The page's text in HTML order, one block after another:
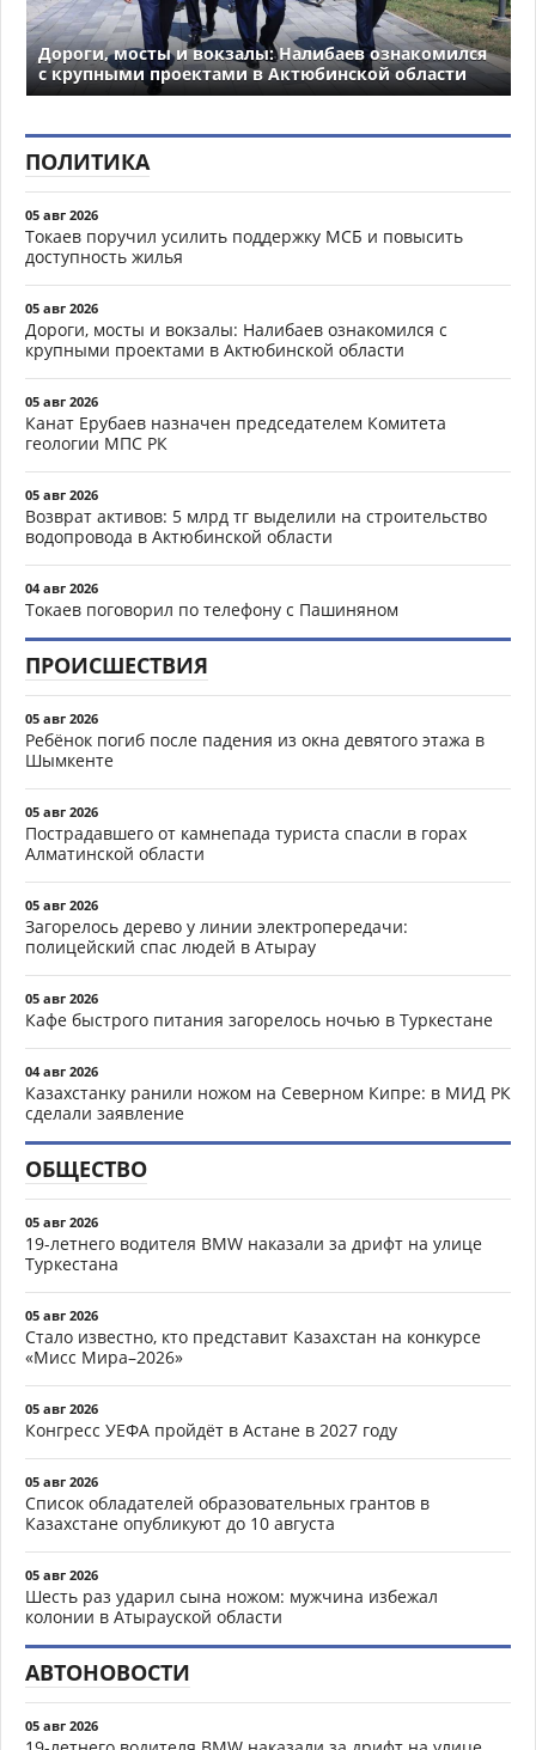
Дороги, мосты и вокзалы: Налибаев ознакомился
с крупными проектами в Актюбинской области
ПОЛИТИКА
05 авг 2026
Токаев поручил усилить поддержку МСБ и повысить
доступность жилья
05 авг 2026
Дороги, мосты и вокзалы: Налибаев ознакомился с
крупными проектами в Актюбинской области
05 авг 2026
Канат Ерубаев назначен председателем Комитета
геологии МПС РК
05 авг 2026
Возврат активов: 5 млрд тг выделили на строительство
водопровода в Актюбинской области
04 авг 2026
Токаев поговорил по телефону с Пашиняном
ПРОИСШЕСТВИЯ
05 авг 2026
Ребёнок погиб после падения из окна девятого этажа в
Шымкенте
05 авг 2026
Пострадавшего от камнепада туриста спасли в горах
Алматинской области
05 авг 2026
Загорелось дерево у линии электропередачи:
полицейский спас людей в Атырау
05 авг 2026
Кафе быстрого питания загорелось ночью в Туркестане
04 авг 2026
Казахстанку ранили ножом на Северном Кипре: в МИД РК
сделали заявление
ОБЩЕСТВО
05 авг 2026
19-летнего водителя BMW наказали за дрифт на улице
Туркестана
05 авг 2026
Стало известно, кто представит Казахстан на конкурсе
«Мисс Мира–2026»
05 авг 2026
Конгресс УЕФА пройдёт в Астане в 2027 году
05 авг 2026
Список обладателей образовательных грантов в
Казахстане опубликуют до 10 августа
05 авг 2026
Шесть раз ударил сына ножом: мужчина избежал
колонии в Атырауской области
АВТОНОВОСТИ
05 авг 2026